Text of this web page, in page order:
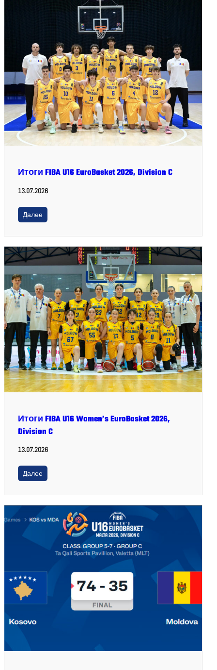
Итоги FIBA U16 EuroBasket 2026, Division C
13.07.2026
Далее
Итоги FIBA U16 Women’s EuroBasket 2026,
Division C
13.07.2026
Далее